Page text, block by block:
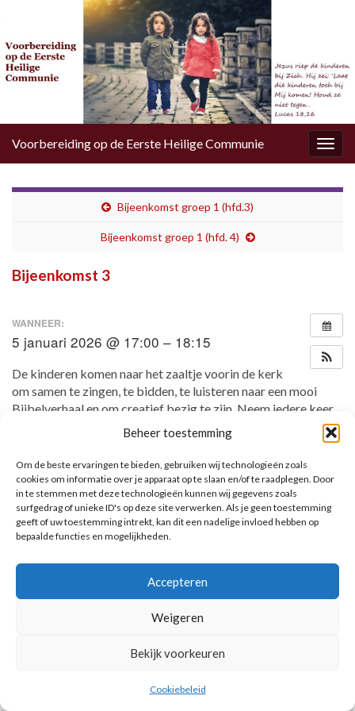
Beheer toestemming
Om de beste ervaringen te bieden, gebruiken wij technologieën zoals
cookies om informatie over je apparaat op te slaan en/of te raadplegen. Door
in te stemmen met deze technologieën kunnen wij gegevens zoals
surfgedrag of unieke ID's op deze site verwerken. Als je geen toestemming
geeft of uw toestemming intrekt, kan dit een nadelige invloed hebben op
bepaalde functies en mogelijkheden.
Accepteren
Weigeren
Bekijk voorkeuren
Cookiebeleid
Voorbereiding op de Eerste Heilige Communie
Bijeenkomst groep 1 (hfd.3)
Bijeenkomst groep 1 (hfd. 4)
Bijeenkomst 3
WANNEER:
5 januari 2026 @ 17:00 – 18:15
De kinderen komen naar het zaaltje voorin de kerk
om samen te zingen, te bidden, te luisteren naar een mooi
Bijbelverhaal en om creatief bezig te zijn. Neem iedere keer
AANKOMENDE ACTIVITEITEN
Geen activiteiten.